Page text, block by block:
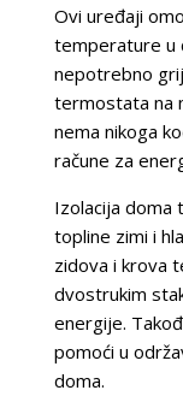
Ovi uređaji
temperature u
nepotrebno
termostata na
nema nikoga
račune za
Izolacija doma
topline zimi i
zidova i krova
dvostrukim
energije.
pomoći u
doma.